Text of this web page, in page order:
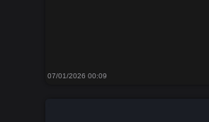
07/01/2026 00:09